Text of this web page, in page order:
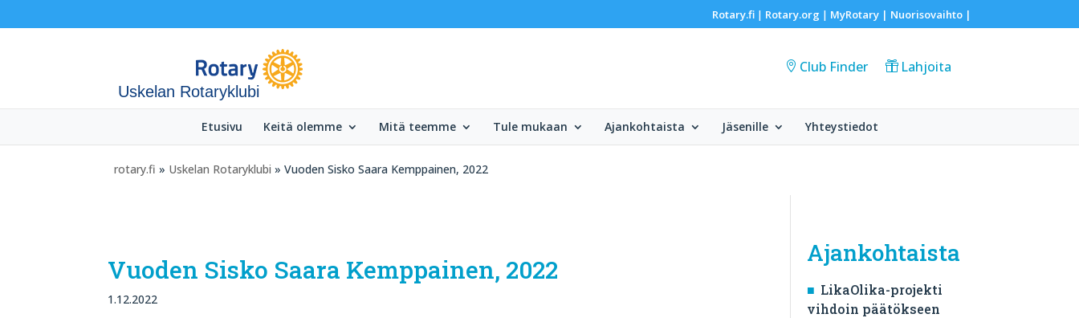
Rotary.fi| Rotary.org | MyRotary | Nuorisovaihto|
Uskelan Rotaryklubi
Club Finder Lahjoita
Etusivu Keitä olemme Mitä teemme Tule mukaan Ajankohtaista Jäsenille Yhteystiedot
rotary.fi » Uskelan Rotaryklubi » Vuoden Sisko Saara Kemppainen, 2022
Vuoden Sisko Saara Kemppainen, 2022
1.12.2022
Ajankohtaista
LikaOlika-projekti
vihdoin päätökseen